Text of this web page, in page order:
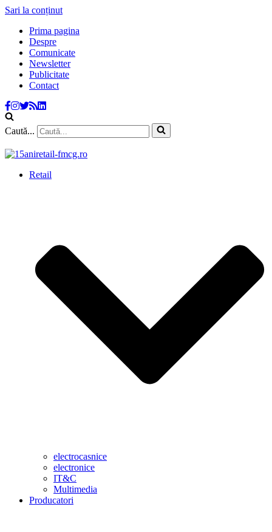
Sari la conținut
Prima pagina
Despre
Comunicate
Newsletter
Publicitate
Contact
Caută...
Retail
electrocasnice
electronice
IT&C
Multimedia
Producatori